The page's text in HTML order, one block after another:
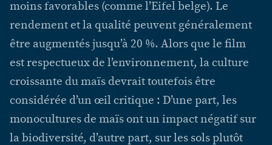
moins favorables (comme l’Eifel belge). Le
rendement et la qualité peuvent généralement
être augmentés jusqu’à 20 %. Alors que le film
est respectueux de l’environnement, la culture
croissante du maïs devrait toutefois être
considérée d’un œil critique : D’une part, les
monocultures de maïs ont un impact négatif sur
la biodiversité, d’autre part, sur les sols plutôt